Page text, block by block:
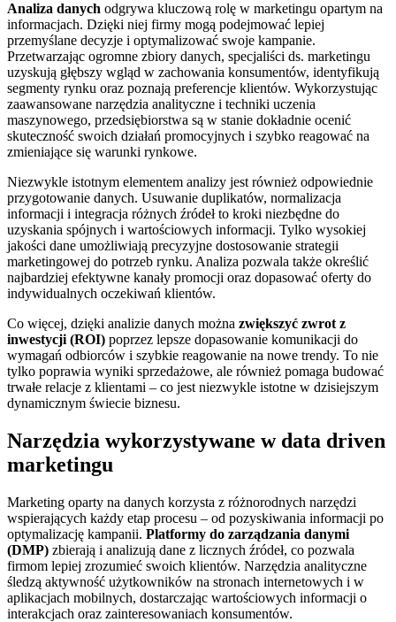
Analiza danych odgrywa kluczową rolę w marketingu opartym na
informacjach. Dzięki niej firmy mogą podejmować lepiej
przemyślane decyzje i optymalizować swoje kampanie.
Przetwarzając ogromne zbiory danych, specjaliści ds. marketingu
uzyskują głębszy wgląd w zachowania konsumentów, identyfikują
segmenty rynku oraz poznają preferencje klientów. Wykorzystując
zaawansowane narzędzia analityczne i techniki uczenia
maszynowego, przedsiębiorstwa są w stanie dokładnie ocenić
skuteczność swoich działań promocyjnych i szybko reagować na
zmieniające się warunki rynkowe.
Niezwykle istotnym elementem analizy jest również odpowiednie
przygotowanie danych. Usuwanie duplikatów, normalizacja
informacji i integracja różnych źródeł to kroki niezbędne do
uzyskania spójnych i wartościowych informacji. Tylko wysokiej
jakości dane umożliwiają precyzyjne dostosowanie strategii
marketingowej do potrzeb rynku. Analiza pozwala także określić
najbardziej efektywne kanały promocji oraz dopasować oferty do
indywidualnych oczekiwań klientów.
Co więcej, dzięki analizie danych można zwiększyć zwrot z
inwestycji (ROI) poprzez lepsze dopasowanie komunikacji do
wymagań odbiorców i szybkie reagowanie na nowe trendy. To nie
tylko poprawia wyniki sprzedażowe, ale również pomaga budować
trwałe relacje z klientami – co jest niezwykle istotne w dzisiejszym
dynamicznym świecie biznesu.
Narzędzia wykorzystywane w data driven
marketingu
Marketing oparty na danych korzysta z różnorodnych narzędzi
wspierających każdy etap procesu – od pozyskiwania informacji po
optymalizację kampanii. Platformy do zarządzania danymi
(DMP) zbierają i analizują dane z licznych źródeł, co pozwala
firmom lepiej zrozumieć swoich klientów. Narzędzia analityczne
śledzą aktywność użytkowników na stronach internetowych i w
aplikacjach mobilnych, dostarczając wartościowych informacji o
interakcjach oraz zainteresowaniach konsumentów.